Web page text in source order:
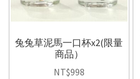
兔兔草泥馬一口杯x2(限量
商品）
NT$998